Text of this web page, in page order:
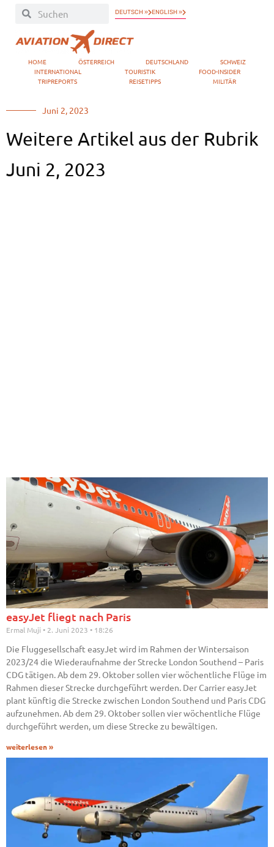
DEUTSCH » ENGLISH »
HOME ÖSTERREICH DEUTSCHLAND
SCHWEIZ
INTERNATIONAL
TOURISTIK
FOOD-INSIDER
TRIPREPORTS
REISETIPPS MILITÄR
Juni 2, 2023
Weitere Artikel aus der Rubrik
Juni 2, 2023
easyJet fliegt nach Paris
Ermal Muji 2. Juni 2023 18:26
Die Fluggesellschaft easyJet wird im Rahmen der Wintersaison
2023/24 die Wiederaufnahme der Strecke London Southend – Paris
CDG tätigen. Ab dem 29. Oktober sollen vier wöchentliche Flüge im
Rahmen dieser Strecke durchgeführt werden. Der Carrier easyJet
plant künftig die Strecke zwischen London Southend und Paris CDG
aufzunehmen. Ab dem 29. Oktober sollen vier wöchentliche Flüge
durchgeführt werden, um diese Strecke zu bewältigen.
weiterlesen »